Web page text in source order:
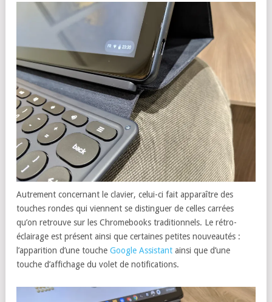
Autrement concernant le clavier, celui-ci fait apparaître des
touches rondes qui viennent se distinguer de celles carrées
qu’on retrouve sur les Chromebooks traditionnels. Le rétro-
éclairage est présent ainsi que certaines petites nouveautés :
l’apparition d’une touche Google Assistant ainsi que d’une
touche d’affichage du volet de notifications.